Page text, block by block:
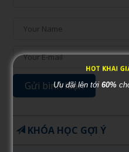
KHÓA HỌC GỢI Ý
HOT KHAI
Ưu đãi lên tới 60%